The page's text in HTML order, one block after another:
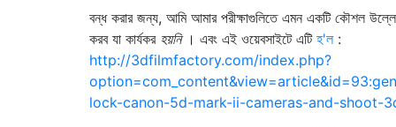
বন্ধ করার জন্য, আমি আমার পরীক্ষাগুলিতে এমন একটি কৌশল
করব যা কার্যকর হয়নি। এবং এই ওয়েবসাইটে এটি হ'ল:
http://3dfilmfactory.com/index.php?
lock-canon-5d-mark-ii-cameras-and-shoot-